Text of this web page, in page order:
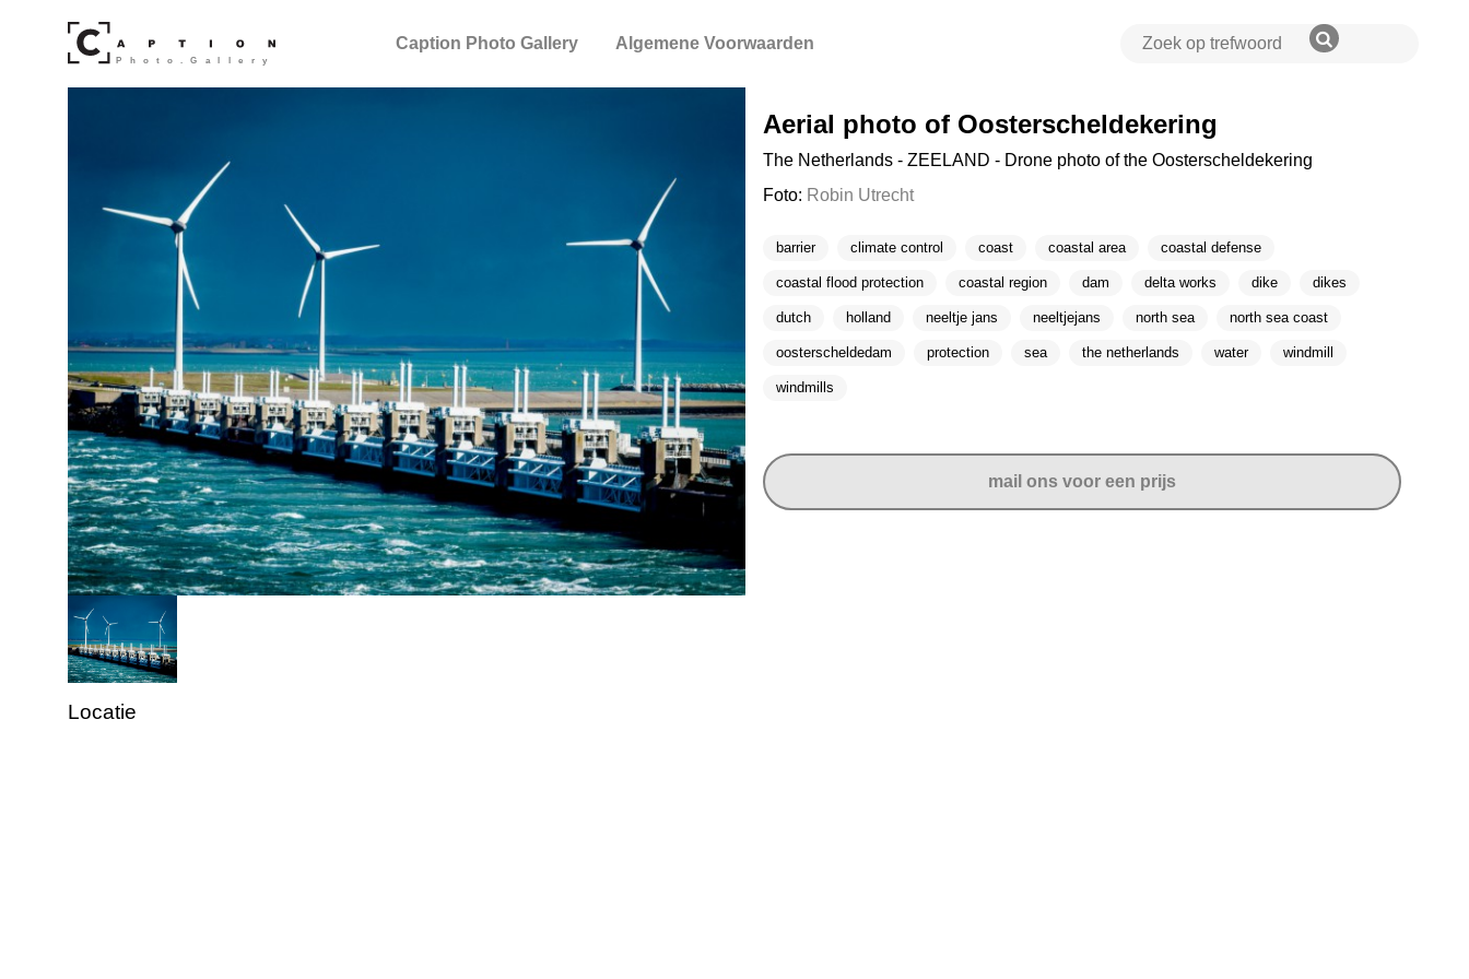
Caption Photo Gallery Algemene Voorwaarden
Aerial photo of Oosterscheldekering
The Netherlands - ZEELAND - Drone photo of the Oosterscheldekering
Foto: Robin Utrecht
barrier climate control coast coastal area coastal defense
coastal flood protection coastal region dam delta works dike dikes
dutch holland neeltje jans neeltjejans north sea north sea coast
oosterscheldedam protection sea the netherlands water windmill
windmills
mail ons voor een prijs
Locatie